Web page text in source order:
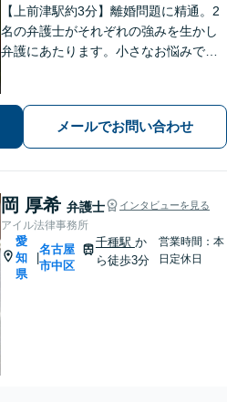
【上前津駅約3分】離婚問題に精通。2
名の弁護士がそれぞれの強みを生かし
弁護にあたります。小さなお悩みで
イスを行います！【初回相談無料】
メールでお問い合わせ
岡 厚希 弁護士 インタビューを見る
アイル法律事務所
愛
知
県
名古屋
市中区
千種駅 か
ら徒歩3分
営業時間：本
日定休日